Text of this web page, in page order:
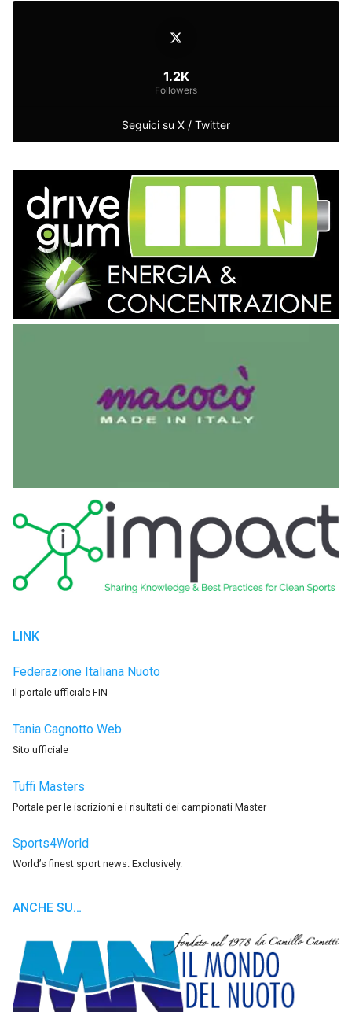
Seguici su X / Twitter
1.2K
Followers
LINK
Federazione Italiana Nuoto
Il portale ufficiale FIN
Tania Cagnotto Web
Sito ufficiale
Tuffi Masters
Portale per le iscrizioni e i risultati dei campionati Master
Sports4World
World’s finest sport news. Exclusively.
ANCHE SU…